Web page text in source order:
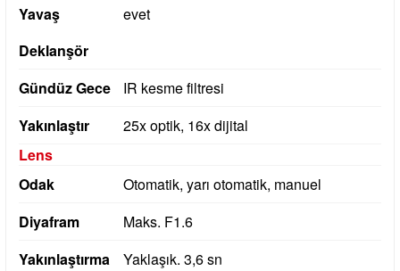
Yavaş
Deklanşör
evet
Gündüz Gece
IR kesme filtresi
Yakınlaştır
25x optik, 16x dijital
Lens
Odak
Otomatik, yarı otomatik, manuel
Diyafram
Maks. F1.6
Yakınlaştırma
Yaklaşık. 3,6 sn